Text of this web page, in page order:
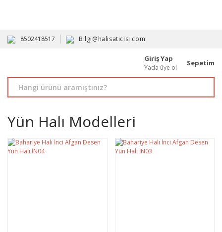
8502418517 Bilgi@halisaticisi.com
Giriş Yap
Yada üye ol
Sepetim
Yün Halı Modelleri